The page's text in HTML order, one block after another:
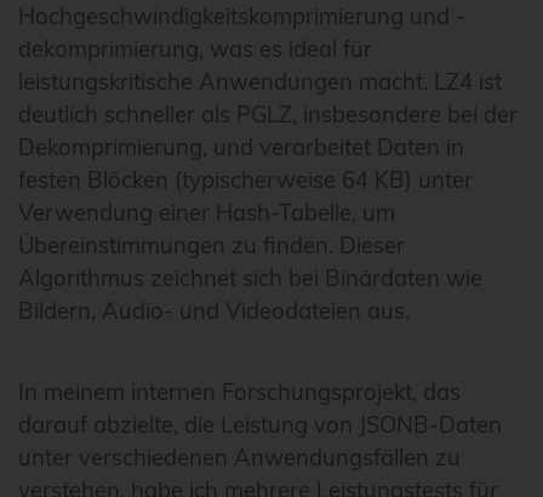
Hochgeschwindigkeitskomprimierung und -
dekomprimierung, was es ideal für
leistungskritische Anwendungen macht. LZ4 ist
deutlich schneller als PGLZ, insbesondere bei der
Dekomprimierung, und verarbeitet Daten in
festen Blöcken (typischerweise 64 KB) unter
Verwendung einer Hash-Tabelle, um
Übereinstimmungen zu finden. Dieser
Algorithmus zeichnet sich bei Binärdaten wie
Bildern, Audio- und Videodateien aus.
In meinem internen Forschungsprojekt, das
darauf abzielte, die Leistung von JSONB-Daten
unter verschiedenen Anwendungsfällen zu
verstehen, habe ich mehrere Leistungstests für